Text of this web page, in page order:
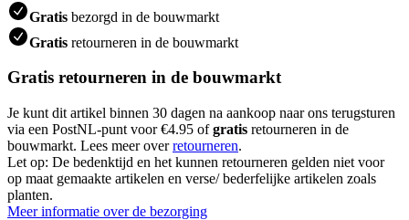
Gratis bezorgd in de bouwmarkt
Gratis retourneren in de bouwmarkt
Gratis retourneren in de bouwmarkt
Je kunt dit artikel binnen 30 dagen na aankoop naar ons terugsturen
via een PostNL-punt voor €4.95 ofgratis retourneren in de
bouwmarkt. Lees meer overretourneren.
Let op: De bedenktijd en het kunnen retourneren gelden niet voor
op maat gemaakte artikelen en verse/ bederfelijke artikelen zoals
planten.
Meer informatie over de bezorging